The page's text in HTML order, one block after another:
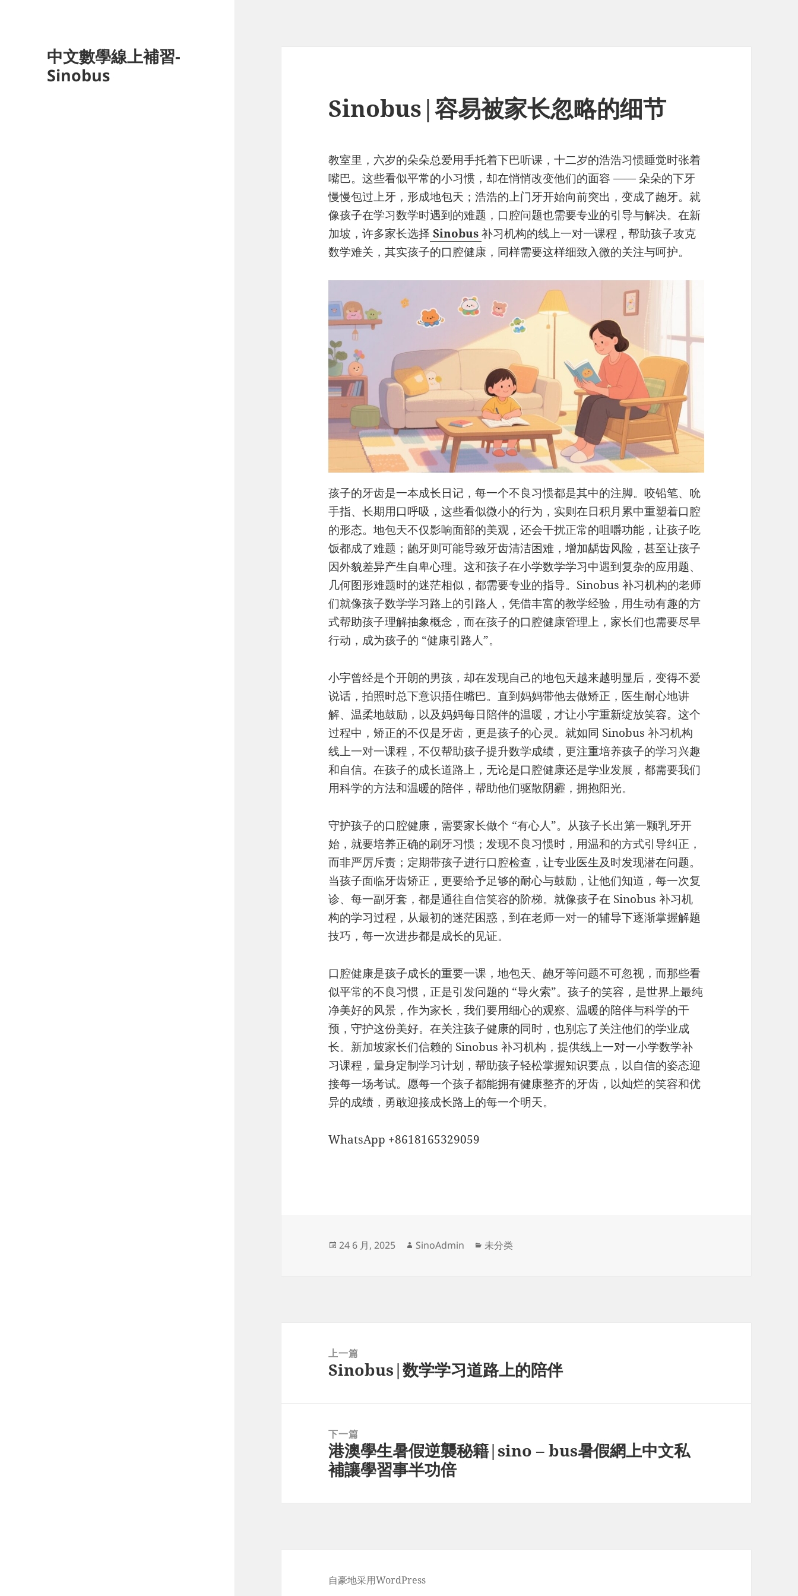
中文數學線上補習-
Sinobus
Sinobus|容易被家长忽略的细节
教室里，六岁的朵朵总爱用手托着下巴听课，十二岁的浩浩习惯睡觉时张着
嘴巴。这些看似平常的小习惯，却在悄悄改变他们的面容 —— 朵朵的下牙
慢慢包过上牙，形成地包天；浩浩的上门牙开始向前突出，变成了龅牙。就
像孩子在学习数学时遇到的难题，口腔问题也需要专业的引导与解决。在新
加坡，许多家长选择 Sinobus 补习机构的线上一对一课程，帮助孩子攻克
数学难关，其实孩子的口腔健康，同样需要这样细致入微的关注与呵护。
孩子的牙齿是一本成长日记，每一个不良习惯都是其中的注脚。咬铅笔、吮
手指、长期用口呼吸，这些看似微小的行为，实则在日积月累中重塑着口腔
的形态。地包天不仅影响面部的美观，还会干扰正常的咀嚼功能，让孩子吃
饭都成了难题；龅牙则可能导致牙齿清洁困难，增加龋齿风险，甚至让孩子
因外貌差异产生自卑心理。这和孩子在小学数学学习中遇到复杂的应用题、
几何图形难题时的迷茫相似，都需要专业的指导。Sinobus 补习机构的老师
们就像孩子数学学习路上的引路人，凭借丰富的教学经验，用生动有趣的方
式帮助孩子理解抽象概念，而在孩子的口腔健康管理上，家长们也需要尽早
行动，成为孩子的 “健康引路人”。
小宇曾经是个开朗的男孩，却在发现自己的地包天越来越明显后，变得不爱
说话，拍照时总下意识捂住嘴巴。直到妈妈带他去做矫正，医生耐心地讲
解、温柔地鼓励，以及妈妈每日陪伴的温暖，才让小宇重新绽放笑容。这个
过程中，矫正的不仅是牙齿，更是孩子的心灵。就如同 Sinobus 补习机构
线上一对一课程，不仅帮助孩子提升数学成绩，更注重培养孩子的学习兴趣
和自信。在孩子的成长道路上，无论是口腔健康还是学业发展，都需要我们
用科学的方法和温暖的陪伴，帮助他们驱散阴霾，拥抱阳光。
守护孩子的口腔健康，需要家长做个 “有心人”。从孩子长出第一颗乳牙开
始，就要培养正确的刷牙习惯；发现不良习惯时，用温和的方式引导纠正，
而非严厉斥责；定期带孩子进行口腔检查，让专业医生及时发现潜在问题。
当孩子面临牙齿矫正，更要给予足够的耐心与鼓励，让他们知道，每一次复
诊、每一副牙套，都是通往自信笑容的阶梯。就像孩子在 Sinobus 补习机
构的学习过程，从最初的迷茫困惑，到在老师一对一的辅导下逐渐掌握解题
技巧，每一次进步都是成长的见证。
口腔健康是孩子成长的重要一课，地包天、龅牙等问题不可忽视，而那些看
似平常的不良习惯，正是引发问题的 “导火索”。孩子的笑容，是世界上最纯
净美好的风景，作为家长，我们要用细心的观察、温暖的陪伴与科学的干
预，守护这份美好。在关注孩子健康的同时，也别忘了关注他们的学业成
长。新加坡家长们信赖的 Sinobus 补习机构，提供线上一对一小学数学补
习课程，量身定制学习计划，帮助孩子轻松掌握知识要点，以自信的姿态迎
接每一场考试。愿每一个孩子都能拥有健康整齐的牙齿，以灿烂的笑容和优
异的成绩，勇敢迎接成长路上的每一个明天。
WhatsApp +8618165329059
发
24 6 月, 2025
作
SinoAdmin
分
未分类
上一篇
上
Sinobus|数学学习道路上的陪伴
下一篇
下
篇
港澳學生暑假逆襲秘籍|sino – bus暑假網上中文私
補讓學習事半功倍
自豪地采用WordPress